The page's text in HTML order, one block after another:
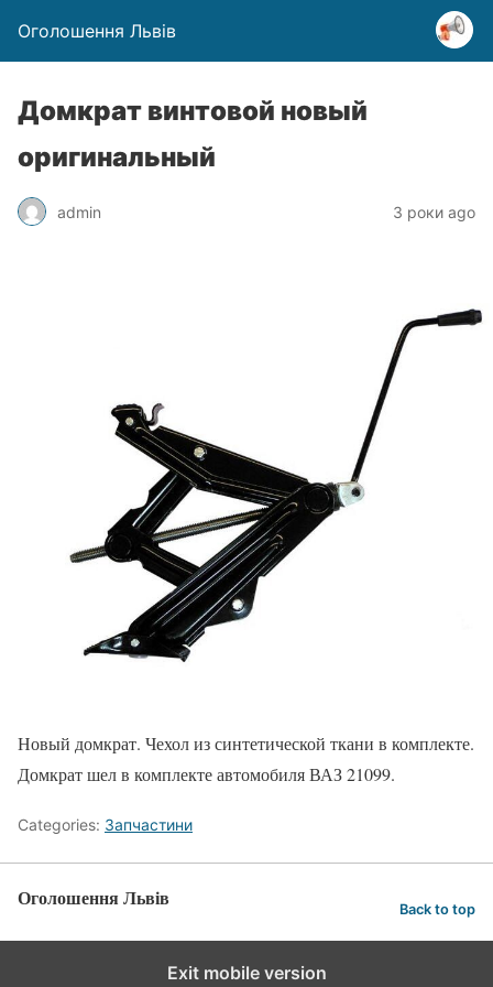
Оголошення Львів
Домкрат винтовой новый
оригинальный
admin 3 роки ago
Новый домкрат. Чехол из синтетической ткани в комплекте.
Домкрат шел в комплекте автомобиля ВАЗ 21099.
Categories: Запчастини
Оголошення Львів Back to top
Exit mobile version